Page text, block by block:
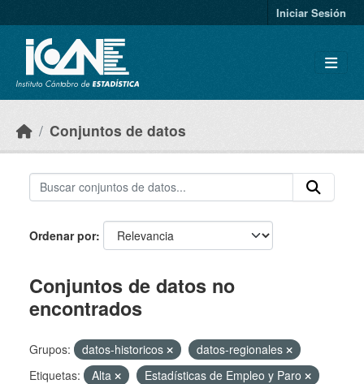
Iniciar Sesión
Conjuntos de datos
Ordenar por
Conjuntos de datos no
encontrados
Grupos: datos-historicos
datos-regionales
Etiquetas:
Alta
Estadísticas de Empleo y Paro